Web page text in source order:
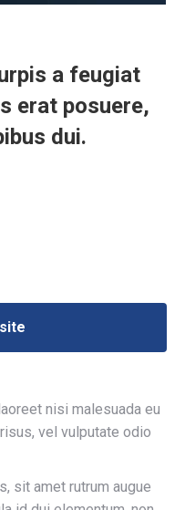
a feugiat
erat posuere,
dui.
nisi malesuada eu
vel vulputate odio
sit amet rutrum augue